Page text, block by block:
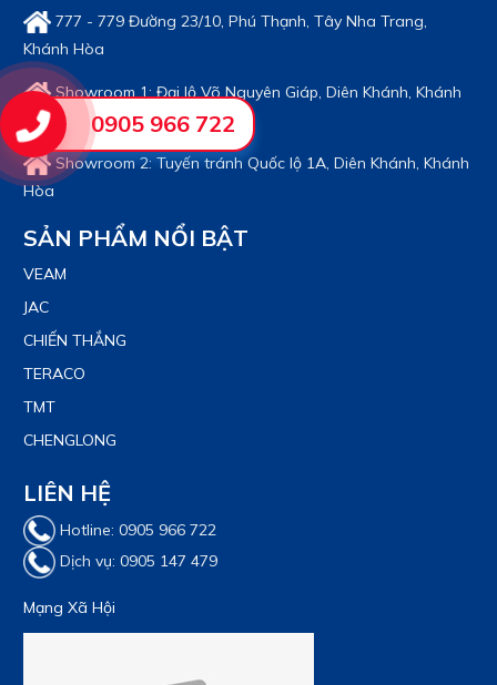
777 - 779 Đường 23/10, Phú Thạnh, Tây Nha Trang,
Khánh Hòa
Showroom 1: Đại lộ Võ Nguyên Giáp, Diên Khánh, Khánh
Hòa
Showroom 2: Tuyến tránh Quốc lộ 1A, Diên Khánh, Khánh
Hòa
SẢN PHẨM NỔI BẬT
VEAM
JAC
CHIẾN THẮNG
TERACO
TMT
CHENGLONG
LIÊN HỆ
Hotline: 0905 966 722
Dịch vụ: 0905 147 479
Mạng Xã Hội
0905 966 722